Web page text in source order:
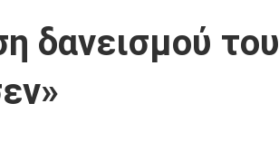
δανεισμού του